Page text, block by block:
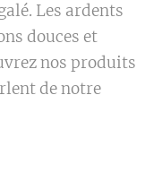
Les ardents
douces et
nos produits
de notre